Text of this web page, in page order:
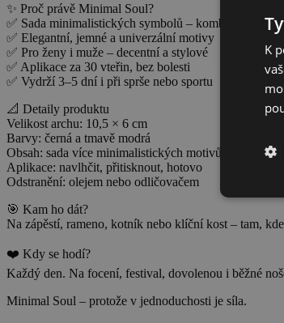
✨ Proč právě Minimal Soul?
✅ Sada minimalistických symbolů – kombinuj podle
✅ Elegantní, jemné a univerzální motivy
✅ Pro ženy i muže – decentní a stylové
✅ Aplikace za 30 vteřin, bez bolesti
✅ Vydrží 3–5 dní i při sprše nebo sportu
📐 Detaily produktu
Velikost archu: 10,5 × 6 cm
Barvy: černá a tmavě modrá
Obsah: sada více minimalistických motivů
Aplikace: navlhčit, přitisknout, hotovo
Odstranění: olejem nebo odličovačem
🎯 Kam ho dát?
Na zápěstí, rameno, kotník nebo klíční kost – tam,
❤️ Kdy se hodí?
Každý den. Na focení, festival, dovolenou i běžné
Minimal Soul – protože v jednoduchosti je síla.
K